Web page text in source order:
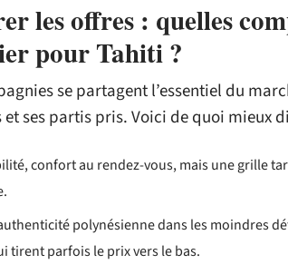
les offres : quelles
pour Tahiti ?
se partagent l’essentiel du
et ses partis pris. Voici de quoi mieux
confort au rendez-vous, mais une grille
polynésienne dans les moindres
tirent parfois le prix vers le bas.